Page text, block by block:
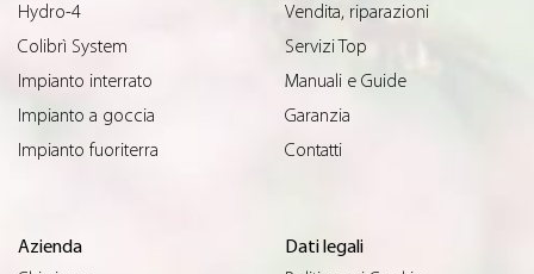
Hydro-4
Colibrì System
Impianto interrato
Impianto a goccia
Impianto fuoriterra
Vendita, riparazioni
Servizi Top
Manuali e Guide
Garanzia
Contatti
Azienda
Dati legali